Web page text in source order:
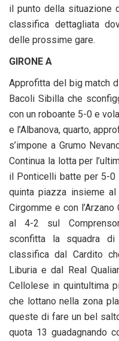
il punto della situazione
classifica dettagliata
delle prossime gare.
GIRONE A
Approfitta del big match
Bacoli Sibilla che
con un roboante 5-0 e
e l’Albanova, quarto,
s’impone a Grumo
Continua la lotta per
il Ponticelli batte per 5-
quinta piazza insieme
Cirgomme e con
al 4-2 sul
sconfitta la squadra di
classifica dal Cardito
Liburia e dal Real
Cellolese in quintultima
che lottano nella zona
queste di fare un bel
quota 13 guadagnando